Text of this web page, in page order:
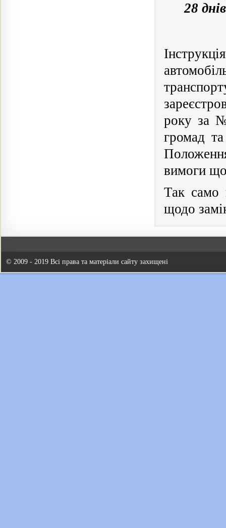
28
року за №
громад
вимоги
Так само
щодо
© 2009 - 2019 Всі права та матеріали сайту захищені